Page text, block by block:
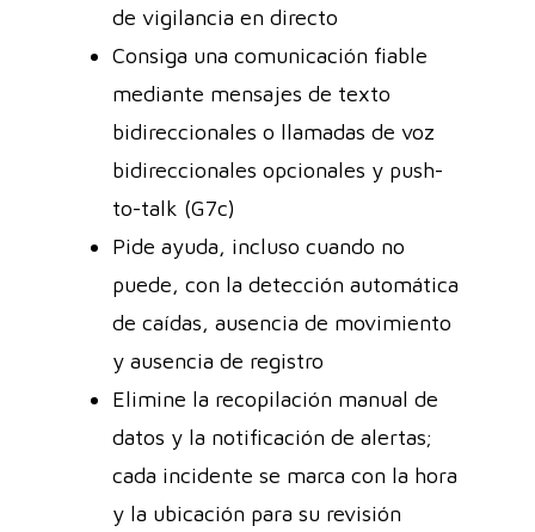
de vigilancia en directo
Consiga una comunicación fiable
mediante mensajes de texto
bidireccionales o llamadas de voz
bidireccionales opcionales y push-
to-talk (G7c)
Pide ayuda, incluso cuando no
puede, con la detección automática
de caídas, ausencia de movimiento
y ausencia de registro
Elimine la recopilación manual de
datos y la notificación de alertas;
cada incidente se marca con la hora
y la ubicación para su revisión